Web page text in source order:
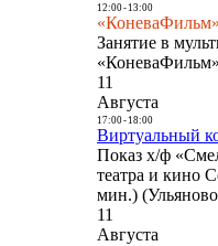
12:00- 13:00
Занятие в
11
Августа
17:00- 18:00
Виртуальный
Показ х/ф
театра и кино
мин.)
11
Августа